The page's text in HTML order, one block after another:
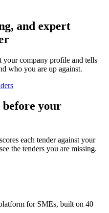
and expert
your company profile and tells
who you are up against.
your
each tender against your
the tenders you are missing.
for SMEs, built on 40